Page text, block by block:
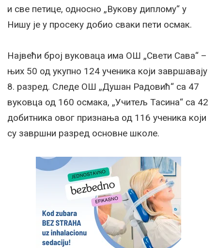
и све петице, односно „Вукову диплому“ у
Нишу је у просеку добио сваки пети осмак.
Највећи број вуковаца има ОШ „Свети Сава“ –
њих 50 од укупно 124 ученика који завршавају
8. разред. Следе ОШ „Душан Радовић“ са 47
вуковца од 160 осмака, „Учитељ Тасина“ са 42
добитника овог признања од 116 ученика који
су завршни разред основне школе.